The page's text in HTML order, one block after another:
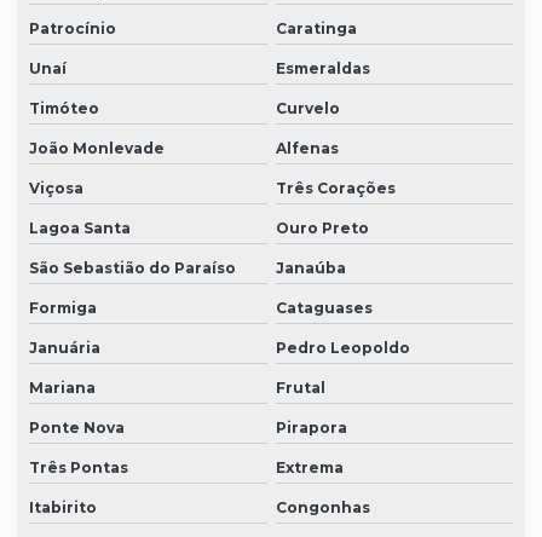
Patrocínio Caratinga
Unaí Esmeraldas
Timóteo Curvelo
João Monlevade Alfenas
Viçosa Três Corações
Lagoa Santa Ouro Preto
São Sebastião do Paraíso Janaúba
Formiga Cataguases
Januária Pedro Leopoldo
Mariana Frutal
Ponte Nova Pirapora
Três Pontas Extrema
Itabirito Congonhas